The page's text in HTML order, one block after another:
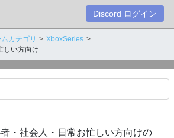
Discord ログイン
カテゴリ
XboxSeries
しい方向け
・社会人・日常お忙しい方向けの